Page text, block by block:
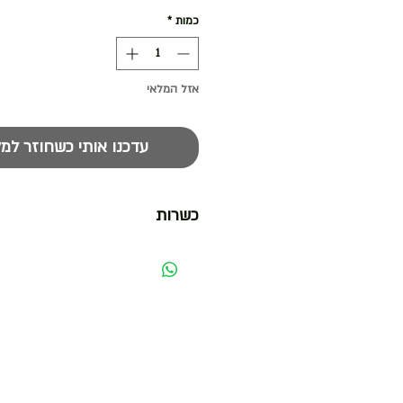
כמות *
אזל המלאי
עדכנו אותי כשחוזר
כשרות